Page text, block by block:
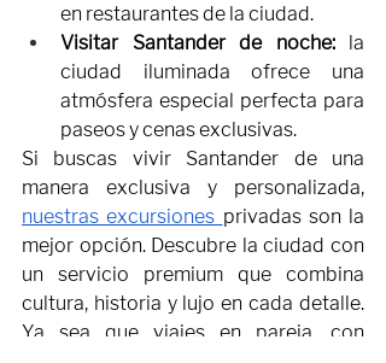
en restaurantes de la ciudad.
Visitar Santander de noche: la
ciudad iluminada ofrece una
atmósfera especial perfecta para
paseos y cenas exclusivas.
Si buscas vivir Santander de una
nuestras excursiones privadas son la
mejor opción. Descubre la ciudad con
un servicio premium que combina
cultura, historia y lujo en cada detalle.
Ya sea que viajes en pareja, con